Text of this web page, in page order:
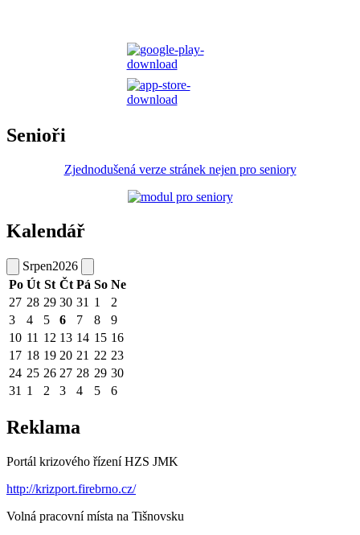
Senioři
Zjednodušená verze stránek nejen pro seniory
Kalendář
Srpen2026
Po Út St Čt Pá So Ne
27 28 29 30 31 1
2
3
4 5 6 7 8
9
10 11 12 13 14 15 16
17 18 19 20 21 22 23
24 25 26 27 28 29 30
31 1 2 3 4 5 6
Reklama
Portál krizového řízení HZS JMK
http://krizport.firebrno.cz/
Volná pracovní místa na Tišnovsku